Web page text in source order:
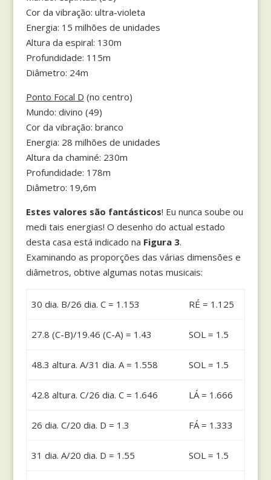
Cor da vibração: ultra-violeta
Energia: 15 milhões de unidades
Altura da espiral: 130m
Profundidade: 115m
Diâmetro: 24m
Ponto Focal D (no centro)
Mundo: divino (49)
Cor da vibração: branco
Energia: 28 milhões de unidades
Altura da chaminé: 230m
Profundidade: 178m
Diâmetro: 19,6m
Estes valores são fantásticos! Eu nunca soube ou
medi tais energias! O desenho do actual estado
desta casa está indicado na Figura 3.
Examinando as proporções das várias dimensões e
diâmetros, obtive algumas notas musicais:
30 dia. B/26 dia. C = 1.153 RÉ = 1.125
27.8 (C-B)/19.46 (C-A) = 1.43 SOL = 1.5
48.3 altura. A/31 dia. A = 1.558 SOL = 1.5
42.8 altura. C/26 dia. C = 1.646 LÁ = 1.666
26 dia. C/20 dia. D = 1.3 FÁ = 1.333
31 dia. A/20 dia. D = 1.55 SOL = 1.5